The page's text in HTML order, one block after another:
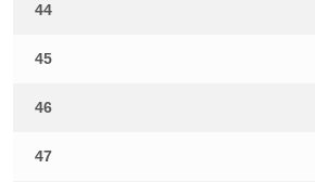
44
45
46
47